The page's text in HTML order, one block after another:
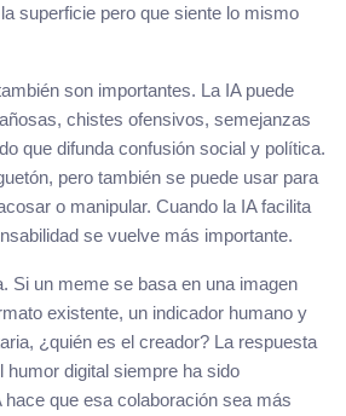
superficie pero que siente lo mismo
son importantes. La IA puede
chistes ofensivos, semejanzas
que difunda confusión social y política.
pero también se puede usar para
o manipular. Cuando la IA facilita
se vuelve más importante.
Si un meme se basa en una imagen
existente, un indicador humano y
¿quién es el creador? La respuesta
humor digital siempre ha sido
hace que esa colaboración sea más